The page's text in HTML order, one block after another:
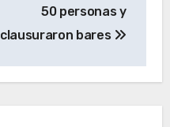
50 personas y
clausuraron bares